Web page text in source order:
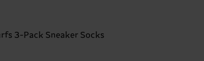
3-Pack Sneaker Socks